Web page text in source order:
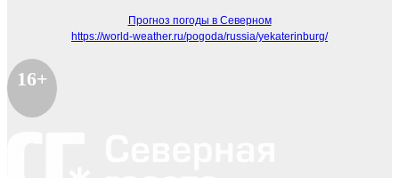
Прогноз погоды в Северном
https://world-weather.ru/pogoda/russia/yekaterinburg/
16+